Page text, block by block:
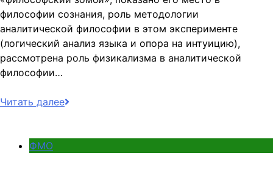
философии сознания, роль методологии
аналитической философии в этом эксперименте
(логический анализ языка и опора на интуицию),
рассмотрена роль физикализма в аналитической
философии…
Читать далее
ФМО